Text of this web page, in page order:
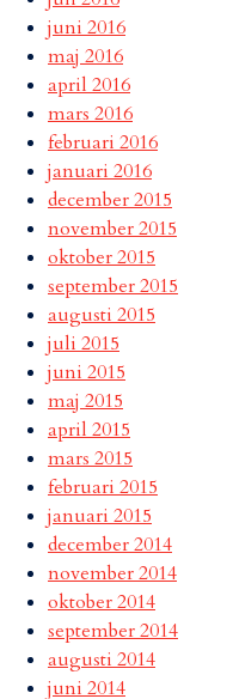
juni 2016
maj 2016
april 2016
mars 2016
februari 2016
januari 2016
december 2015
november 2015
oktober 2015
september 2015
augusti 2015
juli 2015
juni 2015
maj 2015
april 2015
mars 2015
februari 2015
januari 2015
december 2014
november 2014
oktober 2014
september 2014
augusti 2014
juni 2014